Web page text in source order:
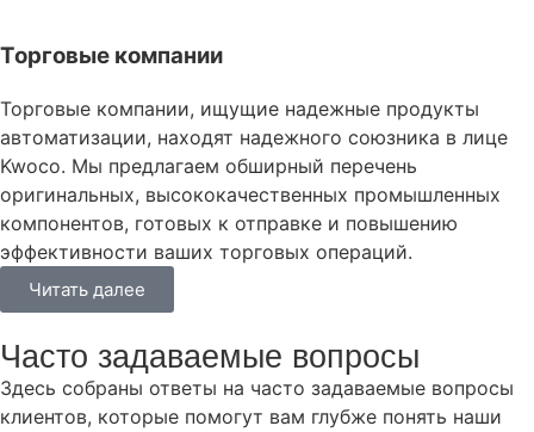
Торговые компании
Торговые компании, ищущие надежные продукты
автоматизации, находят надежного союзника в лице
Kwoco. Мы предлагаем обширный перечень
оригинальных, высококачественных промышленных
компонентов, готовых к отправке и повышению
эффективности ваших торговых операций.
Читать далее
Часто задаваемые вопросы
Здесь собраны ответы на часто задаваемые вопросы
клиентов, которые помогут вам глубже понять наши